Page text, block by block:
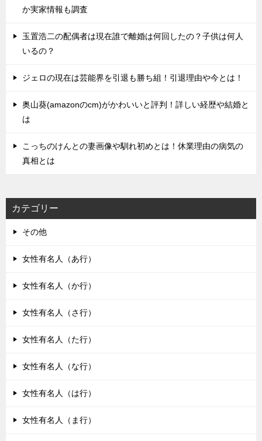
か実家情報も調査
玉置浩二の配偶者は現在誰で離婚は何回したの？子供は何人
いるの？
ジェロの現在は芸能界を引退も勝ち組！引退理由や今とは！
奥山葵(amazonのcm)がかわいいと評判！詳しい経歴や結婚と
は
こっちのけんとの妻画像や馴れ初めとは！休業理由の病気の
真相とは
カテゴリー
その他
女性有名人（あ行）
女性有名人（か行）
女性有名人（さ行）
女性有名人（た行）
女性有名人（な行）
女性有名人（は行）
女性有名人（ま行）